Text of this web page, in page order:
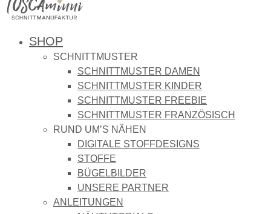
SHOP
SCHNITTMUSTER
SCHNITTMUSTER DAMEN
SCHNITTMUSTER KINDER
SCHNITTMUSTER FREEBIE
SCHNITTMUSTER FRANZÖSISCH
RUND UM’S NÄHEN
DIGITALE STOFFDESIGNS​
STOFFE
BÜGELBILDER
UNSERE PARTNER
ANLEITUNGEN